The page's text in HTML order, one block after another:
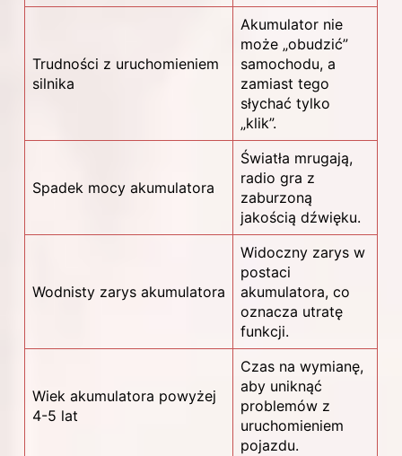
Trudności z uruchomieniem
silnika
Akumulator nie
może „obudzić”
samochodu, a
zamiast tego
słychać tylko
„klik”.
Spadek mocy akumulatora
Światła mrugają,
radio gra z
zaburzoną
jakością dźwięku.
Wodnisty zarys akumulatora
Widoczny zarys w
postaci
akumulatora, co
oznacza utratę
funkcji.
Wiek akumulatora powyżej
4-5 lat
Czas na wymianę,
aby uniknąć
problemów z
uruchomieniem
pojazdu.